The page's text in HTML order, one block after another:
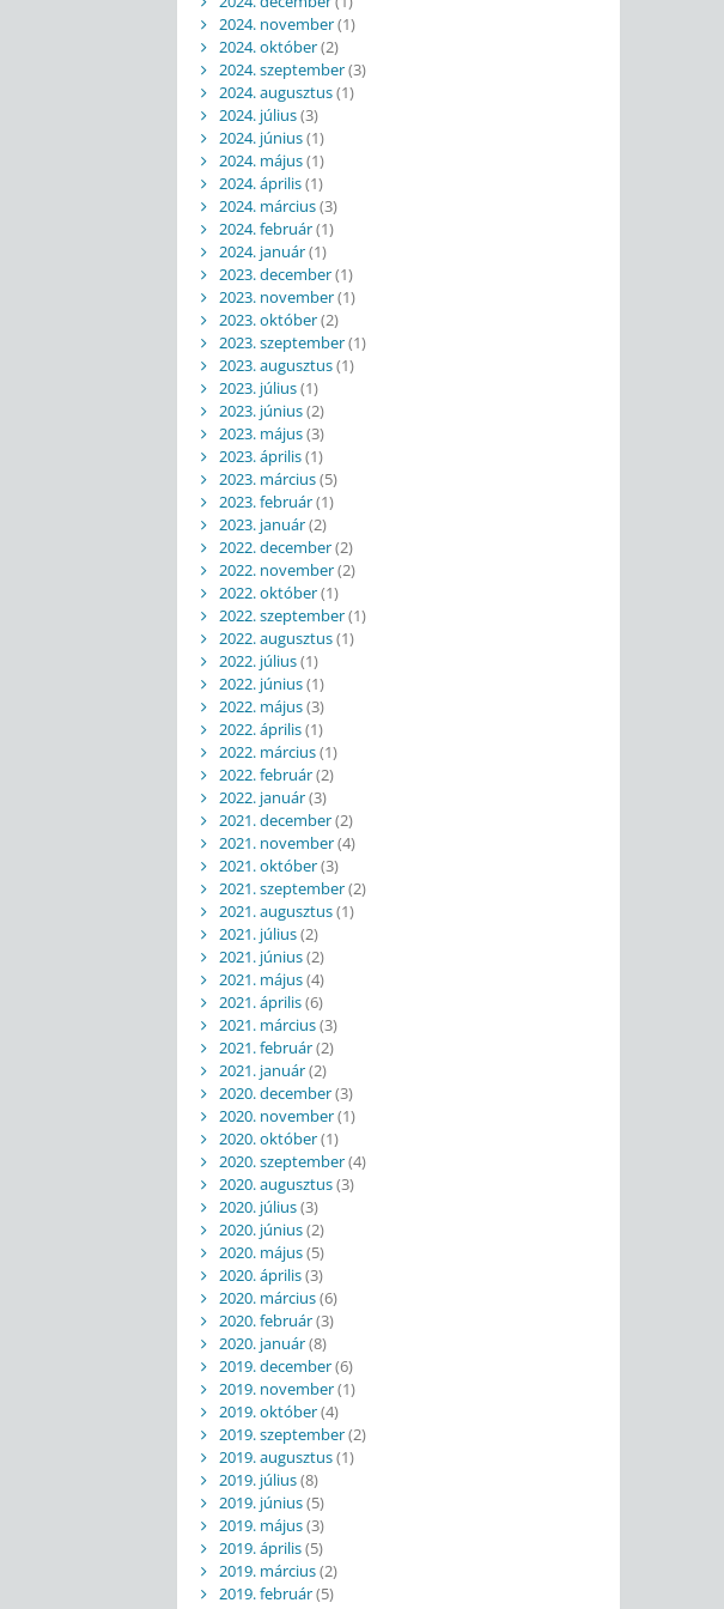
2024. november(1)
2024. október(2)
2024. szeptember(3)
2024. augusztus(1)
2024. július(3)
2024. június(1)
2024. május(1)
2024. április(1)
2024. március(3)
2024. február(1)
2024. január(1)
2023. december(1)
2023. november(1)
2023. október(2)
2023. szeptember(1)
2023. augusztus(1)
2023. július(1)
2023. június(2)
2023. május(3)
2023. április(1)
2023. március(5)
2023. február(1)
2023. január(2)
2022. december(2)
2022. november(2)
2022. október(1)
2022. szeptember(1)
2022. augusztus(1)
2022. július(1)
2022. június(1)
2022. május(3)
2022. április(1)
2022. március(1)
2022. február(2)
2022. január(3)
2021. december(2)
2021. november(4)
2021. október(3)
2021. szeptember(2)
2021. augusztus(1)
2021. július(2)
2021. június(2)
2021. május(4)
2021. április(6)
2021. március(3)
2021. február(2)
2021. január(2)
2020. december(3)
2020. november(1)
2020. október(1)
2020. szeptember(4)
2020. augusztus(3)
2020. július(3)
2020. június(2)
2020. május(5)
2020. április(3)
2020. március(6)
2020. február(3)
2020. január(8)
2019. december(6)
2019. november(1)
2019. október(4)
2019. szeptember(2)
2019. augusztus(1)
2019. július(8)
2019. június(5)
2019. május(3)
2019. április(5)
2019. március(2)
2019. február(5)